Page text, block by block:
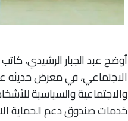
أوضح عبد الجبار الرشيدي،
الاجتماعي، في معرض حديثه
خدمات صندوق دعم الحماية